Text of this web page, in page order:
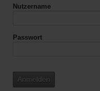
Nutzername
Passwort
Anmelden